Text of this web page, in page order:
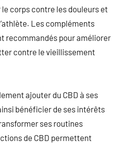
corps contre les douleurs et
Les compléments
recommandés pour améliorer
contre le vieillissement
ajouter du CBD à ses
bénéficier de ses intérêts
ses routines
de CBD permettent